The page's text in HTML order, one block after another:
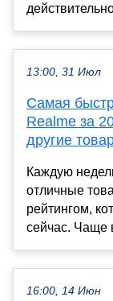
13:00, 31 Июл
Самая
Realme за
другие
Каждую
отличные
рейтингом,
сейчас. Чаще
16:00, 14 Июн